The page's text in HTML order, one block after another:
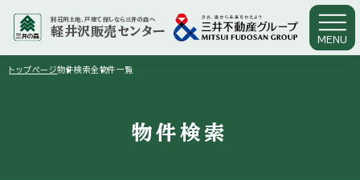
別荘用土地、戸建て探しなら三井の森へ
軽井沢販売センター
MENU
トップページ arrow_right
物件検索 arrow_right
全物件一覧
物件検索